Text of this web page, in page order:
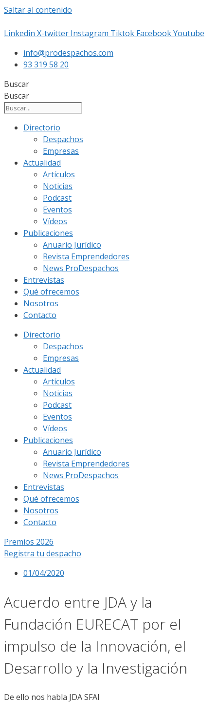
Saltar al contenido
Linkedin X-twitter Instagram Tiktok FacebookYoutube
info@prodespachos.com
93 319 58 20
Buscar
Buscar
Directorio
Despachos
Empresas
Actualidad
Artículos
Noticias
Podcast
Eventos
Vídeos
Publicaciones
Anuario Jurídico
Revista Emprendedores
News ProDespachos
Entrevistas
Qué ofrecemos
Nosotros
Contacto
Directorio
Despachos
Empresas
Actualidad
Artículos
Noticias
Podcast
Eventos
Vídeos
Publicaciones
Anuario Jurídico
Revista Emprendedores
News ProDespachos
Entrevistas
Qué ofrecemos
Nosotros
Contacto
Premios 2026
Registra tu despacho
01/04/2020
Acuerdo entre JDA y la
Fundación EURECAT por el
impulso de la Innovación, el
Desarrollo y la Investigación
De ello nos habla JDA SFAI